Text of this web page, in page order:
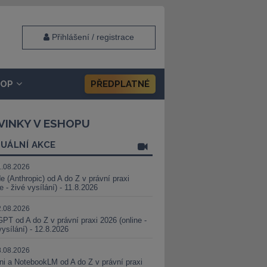
Přihlášení / registrace
PŘEDPLATNÉ
V ESHOPU
AKCE
(Anthropic) od A do Z v právní praxi
- živé vysílání) - 11.8.2026
od A do Z v právní praxi 2026 (online -
- 12.8.2026
a NotebookLM od A do Z v právní praxi